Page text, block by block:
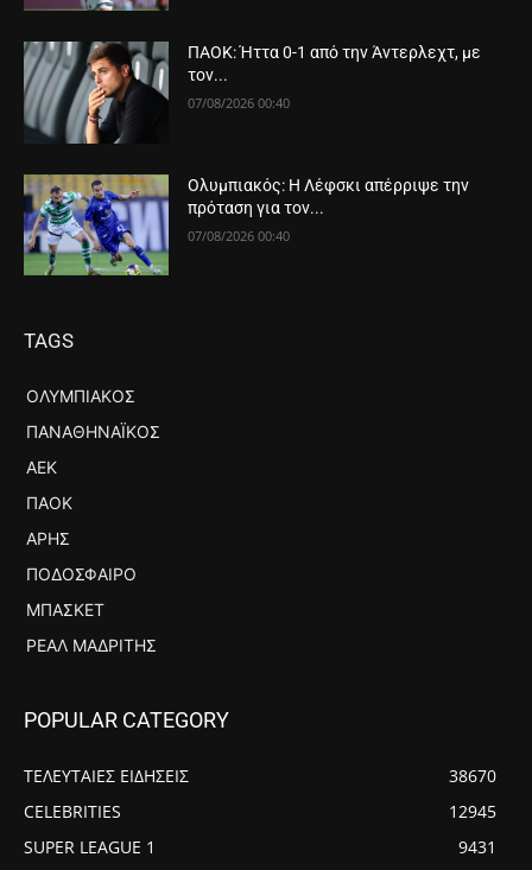
ΠΑΟΚ: Ήττα 0-1 από την Άντερλεχτ, με
τον...
07/08/2026 00:40
Ολυμπιακός: Η Λέφσκι απέρριψε την
πρόταση για τον...
07/08/2026 00:40
TAGS
ΟΛΥΜΠΙΑΚΌΣ
ΠΑΝΑΘΗΝΑΪΚΌΣ
ΑΕΚ
ΠΑΟΚ
ΆΡΗΣ
ΠΟΔΌΣΦΑΙΡΟ
ΜΠΆΣΚΕΤ
ΡΕΆΛ ΜΑΔΡΊΤΗΣ
POPULAR CATEGORY
ΤΕΛΕΥΤΑΙΕΣ ΕΙΔΗΣΕΙΣ
38670
CELEBRITIES
12945
SUPER LEAGUE 1
9431